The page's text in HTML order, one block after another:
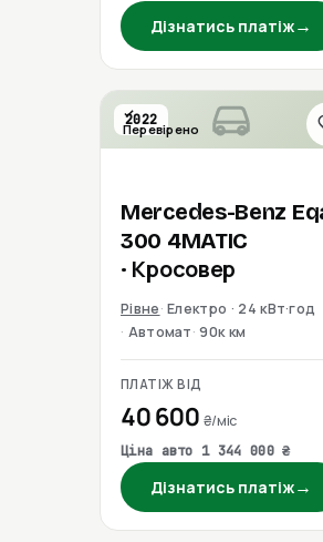
Дізнатись платіж→
2022
Перевірено
Mercedes-Benz
300 4MATIC
· Кросовер
Рівне Електро · 24 кВт·год
Автомат 90к км
ПЛАТІЖ ВІД
40 600 ₴/міс
Ціна авто 1 344 000 ₴
Дізнатись платіж→